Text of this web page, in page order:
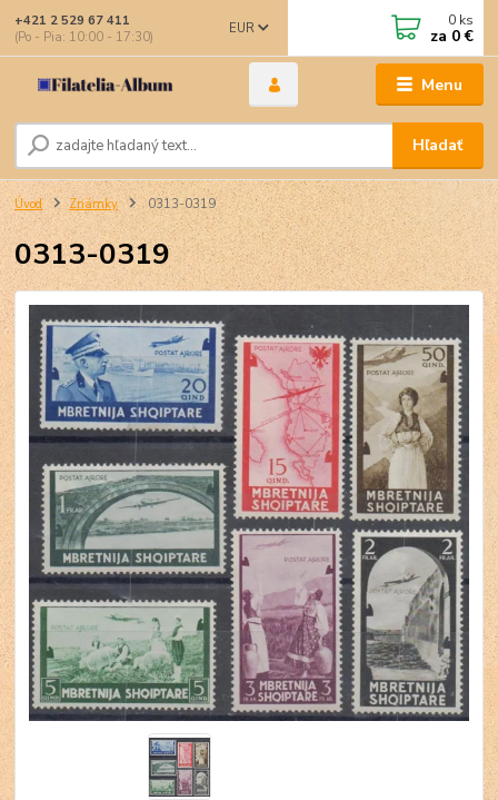
Menu
EUR
Hľadať
+421 2 529 67 411
(Po - Pia: 10:00 - 17:30)
0 ks
za 0 €
Úvod Známky 0313-0319
0313-0319